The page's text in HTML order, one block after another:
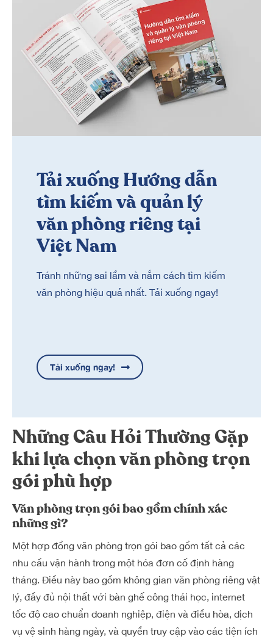
Tải xuống Hướng dẫn
tìm kiếm và quản lý
văn phòng riêng tại
Việt Nam
Tránh những sai lầm và nắm cách tìm kiếm
văn phòng hiệu quả nhất. Tải xuống ngay!
Tải xuống ngay!
Những Câu Hỏi Thường Gặp
khi lựa chọn văn phòng trọn
gói phù hợp
Văn phòng trọn gói bao gồm chính xác
những gì?
Một hợp đồng văn phòng trọn gói bao gồm tất cả các
nhu cầu vận hành trong một hóa đơn cố định hàng
tháng. Điều này bao gồm không gian văn phòng riêng vật
lý, đầy đủ nội thất với bàn ghế công thái học, internet
tốc độ cao chuẩn doanh nghiệp, điện và điều hòa, dịch
vụ vệ sinh hàng ngày, và quyền truy cập vào các tiện ích